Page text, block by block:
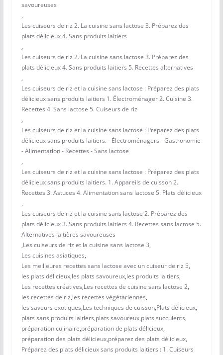
savoureuses
,
Les cuiseurs de riz 2. La cuisine sans lactose 3. Préparez des
plats délicieux 4. Sans produits laitiers
,
Les cuiseurs de riz 2. La cuisine sans lactose 3. Préparez des
plats délicieux 4. Sans produits laitiers 5. Recettes alternatives
,
Les cuiseurs de riz et la cuisine sans lactose : Préparez des plats
délicieux sans produits laitiers 1. Électroménager 2. Cuisine 3.
Recettes 4. Sans lactose 5. Cuiseurs de riz
,
Les cuiseurs de riz et la cuisine sans lactose : Préparez des plats
délicieux sans produits laitiers. - Électroménagers - Gastronomie
- Alimentation - Recettes - Sans lactose
,
Les cuiseurs de riz et la cuisine sans lactose : Préparez des plats
délicieux sans produits laitiers. 1. Appareils de cuisson 2.
Recettes 3. Astuces 4. Alimentation sans lactose 5. Plats délicieux
,
Les cuiseurs de riz et la cuisine sans lactose 2. Préparez des
plats délicieux 3. Sans produits laitiers 4. Recettes sans lactose 5.
Alternatives laitières savoureuses
,Les cuiseurs de riz et la cuisine sans lactose 3,
Les cuisines asiatiques,
Les meilleures recettes sans lactose avec un cuiseur de riz 5,
les plats délicieux,les plats savoureux,les produits laitiers,
Les recettes créatives,Les recettes de cuisine sans lactose 2,
les recettes de riz,les recettes végétariennes,
les saveurs exotiques,Les techniques de cuisson,Plats délicieux,
plats sans produits laitiers,plats savoureux,plats succulents,
préparation culinaire,préparation de plats délicieux,
préparation des plats délicieux,préparez des plats délicieux,
Préparez des plats délicieux sans produits laitiers : 1. Cuiseurs